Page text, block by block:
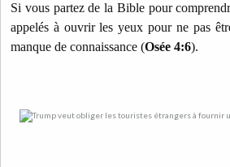
Si vous partez de la Bible pour
appelés à ouvrir les yeux pour ne pas
manque de connaissance (Osée 4:6).